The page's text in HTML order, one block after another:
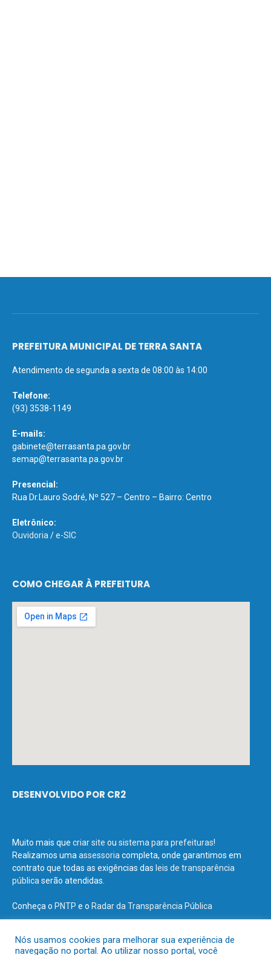
PREFEITURA MUNICIPAL DE TERRA SANTA
Atendimento de segunda a sexta de 08:00 às 14:00
Telefone:
(93) 3538-1149
E-mails:
gabinete@terrasanta.pa.gov.br
semap@terrasanta.pa.gov.br
Presencial:
Rua Dr.Lauro Sodré, Nº 527 – Centro – Bairro: Centro
Eletrônico:
Ouvidoria /e-SIC
COMO CHEGAR À PREFEITURA
DESENVOLVIDO POR CR2
Muito mais que criar site ou sistema para prefeituras!
Realizamos uma assessoria completa, onde garantimos em
contrato que todas as exigências das leis de transparência
pública serão atendidas.
Conheça o PNTP e o Radar da Transparência Pública
Nós usamos cookies para melhorar sua experiência de
navegação no portal. Ao utilizar nosso portal, você